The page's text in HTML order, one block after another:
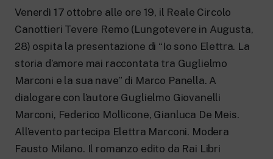
Lo spazio sicuro ricco di cartoni animati
per i più piccoli.
New 24 ore su 24: attualità, ultime notizie
e aggiornamenti.
RaiNews
Le redazioni regionali di RaiNews.
Rai TgR
Venerdì 17 ottobre alle ore 19, il Reale Circolo
Canottieri Tevere Remo (Lungotevere in Augusta,
28) ospita la presentazione di “Io sono Elettra. La
storia d’amore mai raccontata tra Guglielmo
Marconi e la sua nave” di Marco Panella. A
dialogare con l’autore Guglielmo Giovanelli
Marconi, Federico Mollicone, Gianluca De Meis.
All’evento partecipa Elettra Marconi. Modera
Fausto Milano. Il romanzo edito da Rai Libri